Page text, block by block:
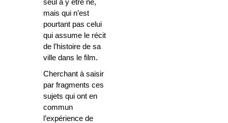
seul à y être né,
mais qui n’est
pourtant pas celui
qui assume le récit
de l’histoire de sa
ville dans le film.
Cherchant à saisir
par fragments ces
sujets qui ont en
commun
l’expérience de